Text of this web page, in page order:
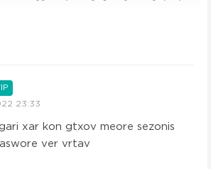
23:33
xar kon gtxov meore sezonis
ver vrtav